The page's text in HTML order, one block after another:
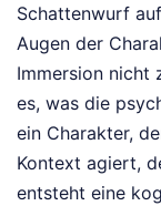
Schattenwurf
Augen der
Immersion nicht
es, was die
ein Charakter,
Kontext agiert,
entsteht eine